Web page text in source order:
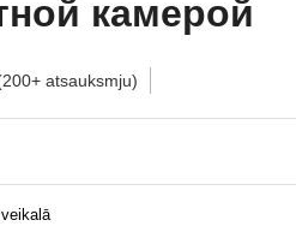
камерой
atsauksmju)